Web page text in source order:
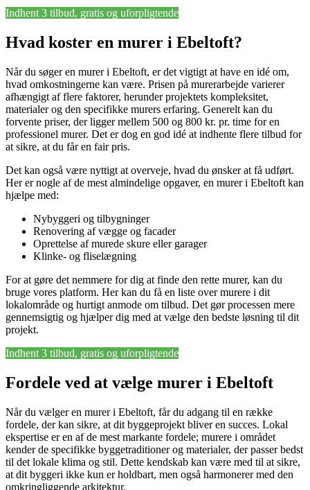
Indhent 3 tilbud, gratis og uforpligtende
Hvad koster en murer i Ebeltoft?
Når du søger en murer i Ebeltoft, er det vigtigt at have en idé om,
hvad omkostningerne kan være. Prisen på murerarbejde varierer
afhængigt af flere faktorer, herunder projektets kompleksitet,
materialer og den specifikke murers erfaring. Generelt kan du
forvente priser, der ligger mellem 500 og 800 kr. pr. time for en
professionel murer. Det er dog en god idé at indhente flere tilbud for
at sikre, at du får en fair pris.
Det kan også være nyttigt at overveje, hvad du ønsker at få udført.
Her er nogle af de mest almindelige opgaver, en murer i Ebeltoft kan
hjælpe med:
Nybyggeri og tilbygninger
Renovering af vægge og facader
Oprettelse af murede skure eller garager
Klinke- og fliselægning
For at gøre det nemmere for dig at finde den rette murer, kan du
bruge vores platform. Her kan du få en liste over murere i dit
lokalområde og hurtigt anmode om tilbud. Det gør processen mere
gennemsigtig og hjælper dig med at vælge den bedste løsning til dit
projekt.
Indhent 3 tilbud, gratis og uforpligtende
Fordele ved at vælge murer i Ebeltoft
Når du vælger en murer i Ebeltoft, får du adgang til en række
fordele, der kan sikre, at dit byggeprojekt bliver en succes. Lokal
ekspertise er en af de mest markante fordele; murere i området
kender de specifikke byggetraditioner og materialer, der passer bedst
til det lokale klima og stil. Dette kendskab kan være med til at sikre,
at dit byggeri ikke kun er holdbart, men også harmonerer med den
omkringliggende arkitektur.